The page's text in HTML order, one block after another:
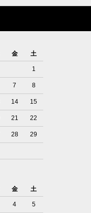
金 土
1
7 8
14 15
21 22
28 29
金 土
4 5